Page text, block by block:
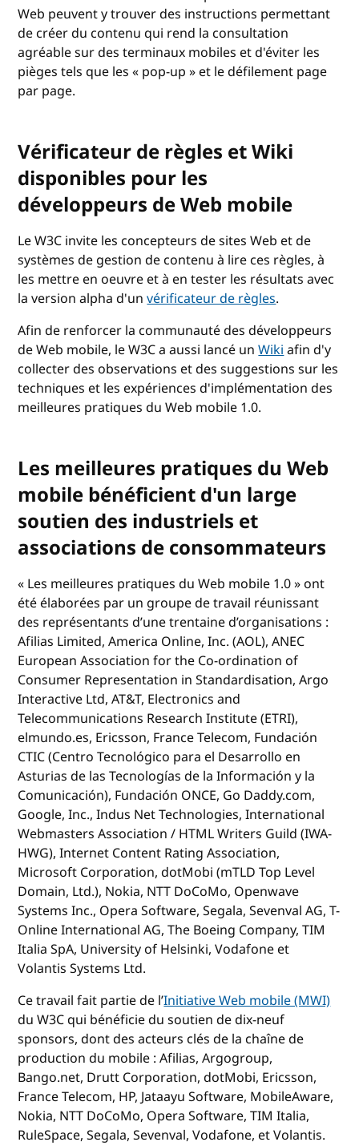
Web peuvent y trouver des instructions permettant
de créer du contenu qui rend la consultation
agréable sur des terminaux mobiles et d'éviter les
pièges tels que les « pop-up » et le défilement page
par page.
Vérificateur de règles et Wiki
disponibles pour les
développeurs de Web mobile
Le W3C invite les concepteurs de sites Web et de
systèmes de gestion de contenu à lire ces règles, à
les mettre en oeuvre et à en tester les résultats avec
la version alpha d'unvérificateur de règles.
Afin de renforcer la communauté des développeurs
de Web mobile, le W3C a aussi lancé unWikiafin d'y
collecter des observations et des suggestions sur les
techniques et les expériences d'implémentation des
meilleures pratiques du Web mobile 1.0.
Les meilleures pratiques du Web
mobile bénéficient d'un large
soutien des industriels et
associations de consommateurs
« Les meilleures pratiques du Web mobile 1.0 » ont
été élaborées par un groupe de travail réunissant
des représentants d’une trentaine d’organisations :
Afilias Limited, America Online, Inc. (AOL), ANEC
European Association for the Co-ordination of
Consumer Representation in Standardisation, Argo
Interactive Ltd, AT&T, Electronics and
Telecommunications Research Institute (ETRI),
elmundo.es, Ericsson, France Telecom, Fundación
CTIC (Centro Tecnológico para el Desarrollo en
Asturias de las Tecnologías de la Información y la
Comunicación), Fundación ONCE, Go Daddy.com,
Google, Inc., Indus Net Technologies, International
Webmasters Association / HTML Writers Guild (IWA-
HWG), Internet Content Rating Association,
Microsoft Corporation, dotMobi (mTLD Top Level
Domain, Ltd.), Nokia, NTT DoCoMo, Openwave
Systems Inc., Opera Software, Segala, Sevenval AG, T-
Online International AG, The Boeing Company, TIM
Italia SpA, University of Helsinki, Vodafone et
Volantis Systems Ltd.
Ce travail fait partie de l’Initiative Web mobile (MWI)
du W3C qui bénéficie du soutien de dix-neuf
sponsors, dont des acteurs clés de la chaîne de
production du mobile : Afilias, Argogroup,
Bango.net, Drutt Corporation, dotMobi, Ericsson,
France Telecom, HP, Jataayu Software, MobileAware,
Nokia, NTT DoCoMo, Opera Software, TIM Italia,
RuleSpace, Segala, Sevenval, Vodafone, et Volantis.